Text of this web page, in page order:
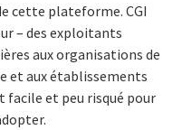
cette plateforme. CGI
– des exploitants
aux organisations de
et aux établissements
facile et peu risqué pour